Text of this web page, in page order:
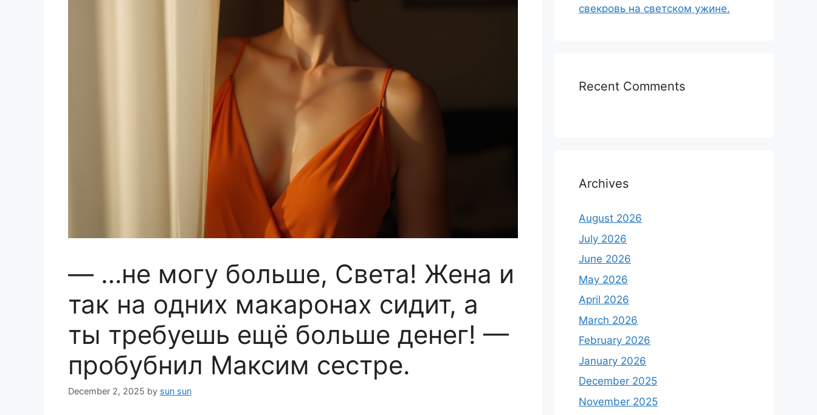
— …не могу больше, Света! Жена и
так на одних макаронах сидит, а
ты требуешь ещё больше денег! —
пробубнил Максим сестре.
December 2, 2025 by sun sun
свекровь на светском ужине.
Recent Comments
Archives
August 2026
July 2026
June 2026
May 2026
April 2026
March 2026
February 2026
January 2026
December 2025
November 2025